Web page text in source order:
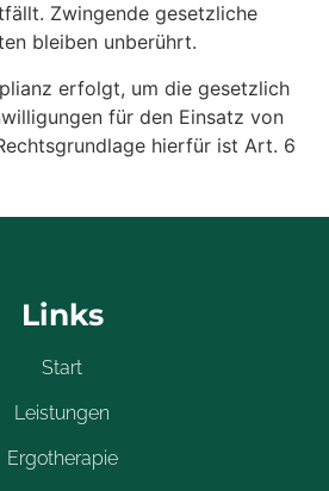
Zwingende gesetzliche
bleiben unberührt.
erfolgt, um die gesetzlich
für den Einsatz von
hierfür ist Art. 6
Links
Start
Leistungen
Ergotherapie